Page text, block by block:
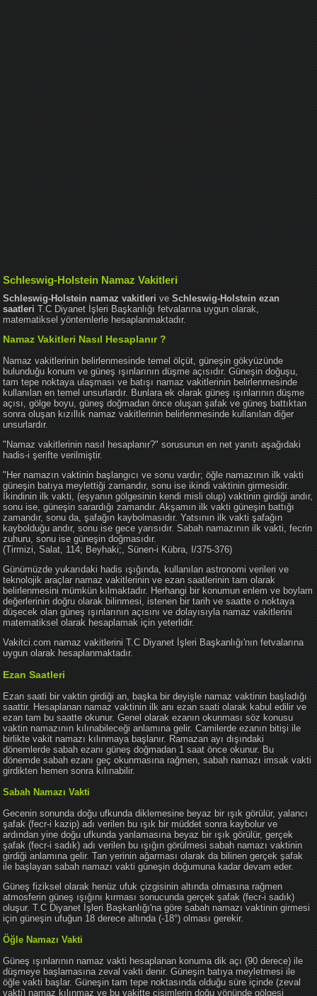
Schleswig-Holstein Namaz Vakitleri
Schleswig-Holstein namaz vakitleri veSchleswig-Holstein ezan
saatleri T.C Diyanet İşleri Başkanlığı fetvalarına uygun olarak,
matematiksel yöntemlerle hesaplanmaktadır.
Namaz Vakitleri Nasıl Hesaplanır ?
Namaz vakitlerinin belirlenmesinde temel ölçüt, güneşin gökyüzünde
bulunduğu konum ve güneş ışınlarının düşme açısıdır. Güneşin doğuşu,
tam tepe noktaya ulaşması ve batışı namaz vakitlerinin belirlenmesinde
kullanılan en temel unsurlardır. Bunlara ek olarak güneş ışınlarının düşme
açısı, gölge boyu, güneş doğmadan önce oluşan şafak ve güneş battıktan
sonra oluşan kızıllık namaz vakitlerinin belirlenmesinde kullanılan diğer
unsurlardır.
"Namaz vakitlerinin nasıl hesaplanır?" sorusunun en net yanıtı aşağıdaki
hadis-i şerifte verilmiştir.
"Her namazın vaktinin başlangıcı ve sonu vardır; öğle namazının ilk vakti
güneşin batıya meylettiği zamandır, sonu ise ikindi vaktinin girmesidir.
İkindinin ilk vakti, (eşyanın gölgesinin kendi misli olup) vaktinin girdiği andır,
sonu ise, güneşin sarardığı zamandır. Akşamın ilk vakti güneşin battığı
zamandır, sonu da, şafağın kaybolmasıdır. Yatsının ilk vakti şafağın
kaybolduğu andır, sonu ise gece yarısıdır. Sabah namazının ilk vakti, fecrin
zuhuru, sonu ise güneşin doğmasıdır.
(Tirmizi, Salat, 114; Beyhaki;, Sünen-i Kübra, I/375-376)
Günümüzde yukarıdaki hadis ışığında, kullanılan astronomi verileri ve
teknolojik araçlar namaz vakitlerinin ve ezan saatlerinin tam olarak
belirlenmesini mümkün kılmaktadır. Herhangi bir konumun enlem ve boylam
değerlerinin doğru olarak bilinmesi, istenen bir tarih ve saatte o noktaya
düşecek olan güneş ışınlarının açısını ve dolayısıyla namaz vakitlerini
matematiksel olarak hesaplamak için yeterlidir.
Vakitci.com namaz vakitlerini T.C Diyanet İşleri Başkanlığı'nın fetvalarına
uygun olarak hesaplanmaktadır.
Ezan Saatleri
Ezan saati bir vaktin girdiği an, başka bir deyişle namaz vaktinin başladığı
saattir. Hesaplanan namaz vaktinin ilk anı ezan saati olarak kabul edilir ve
ezan tam bu saatte okunur. Genel olarak ezanın okunması söz konusu
vaktin namazının kılınabileceği anlamına gelir. Camilerde ezanın bitişi ile
birlikte vakit namazı kılınmaya başlanır. Ramazan ayı dışındaki
dönemlerde sabah ezanı güneş doğmadan 1 saat önce okunur. Bu
dönemde sabah ezanı geç okunmasına rağmen, sabah namazı imsak vakti
girdikten hemen sonra kılınabilir.
Sabah Namazı Vakti
Gecenin sonunda doğu ufkunda diklemesine beyaz bir ışık görülür, yalancı
şafak (fecr-i kazip) adı verilen bu ışık bir müddet sonra kaybolur ve
ardından yine doğu ufkunda yanlamasına beyaz bir ışık görülür, gerçek
şafak (fecr-i sadık) adı verilen bu ışığın görülmesi sabah namazı vaktinin
girdiği anlamına gelir. Tan yerinin ağarması olarak da bilinen gerçek şafak
ile başlayan sabah namazı vakti güneşin doğumuna kadar devam eder.
Güneş fiziksel olarak henüz ufuk çizgisinin altında olmasına rağmen
atmosferin güneş ışığını kırması sonucunda gerçek şafak (fecr-i sadık)
oluşur. T.C Diyanet İşleri Başkanlığı'na göre sabah namazı vaktinin girmesi
için güneşin ufuğun 18 derece altında (-18°) olması gerekir.
Öğle Namazı Vakti
Güneş ışınlarının namaz vakti hesaplanan konuma dik açı (90 derece) ile
düşmeye başlamasına zeval vakti denir. Güneşin batıya meyletmesi ile
öğle vakti başlar. Güneşin tam tepe noktasında olduğu süre içinde (zeval
vakti) namaz kılınmaz ve bu vakitte cisimlerin doğu yönünde gölgesi